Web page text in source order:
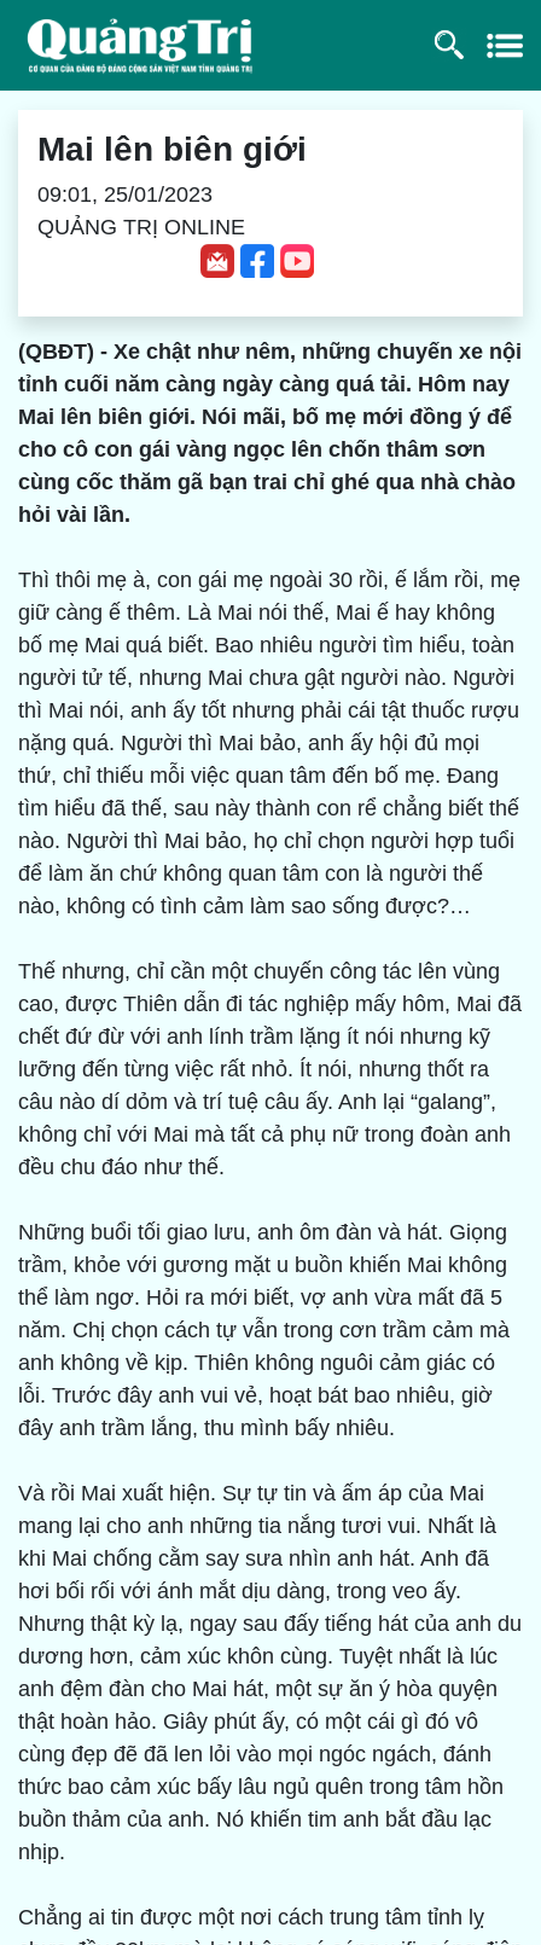
Mai lên biên giới
09:01, 25/01/2023
QUẢNG TRỊ ONLINE
(QBĐT) - Xe chật như nêm, những chuyến xe nội
tỉnh cuối năm càng ngày càng quá tải. Hôm nay
Mai lên biên giới. Nói mãi, bố mẹ mới đồng ý để
cho cô con gái vàng ngọc lên chốn thâm sơn
cùng cốc thăm gã bạn trai chỉ ghé qua nhà chào
hỏi vài lần.
Thì thôi mẹ à, con gái mẹ ngoài 30 rồi, ế lắm rồi, mẹ
giữ càng ế thêm. Là Mai nói thế, Mai ế hay không
bố mẹ Mai quá biết. Bao nhiêu người tìm hiểu, toàn
người tử tế, nhưng Mai chưa gật người nào. Người
thì Mai nói, anh ấy tốt nhưng phải cái tật thuốc rượu
nặng quá. Người thì Mai bảo, anh ấy hội đủ mọi
thứ, chỉ thiếu mỗi việc quan tâm đến bố mẹ. Đang
tìm hiểu đã thế, sau này thành con rể chẳng biết thế
nào. Người thì Mai bảo, họ chỉ chọn người hợp tuổi
để làm ăn chứ không quan tâm con là người thế
nào, không có tình cảm làm sao sống được?…
Thế nhưng, chỉ cần một chuyến công tác lên vùng
cao, được Thiên dẫn đi tác nghiệp mấy hôm, Mai đã
chết đứ đừ với anh lính trầm lặng ít nói nhưng kỹ
lưỡng đến từng việc rất nhỏ. Ít nói, nhưng thốt ra
câu nào dí dỏm và trí tuệ câu ấy. Anh lại “galang”,
không chỉ với Mai mà tất cả phụ nữ trong đoàn anh
đều chu đáo như thế.
Những buổi tối giao lưu, anh ôm đàn và hát. Giọng
trầm, khỏe với gương mặt u buồn khiến Mai không
thể làm ngơ. Hỏi ra mới biết, vợ anh vừa mất đã 5
năm. Chị chọn cách tự vẫn trong cơn trầm cảm mà
anh không về kịp. Thiên không nguôi cảm giác có
lỗi. Trước đây anh vui vẻ, hoạt bát bao nhiêu, giờ
đây anh trầm lắng, thu mình bấy nhiêu.
Và rồi Mai xuất hiện. Sự tự tin và ấm áp của Mai
mang lại cho anh những tia nắng tươi vui. Nhất là
khi Mai chống cằm say sưa nhìn anh hát. Anh đã
hơi bối rối với ánh mắt dịu dàng, trong veo ấy.
Nhưng thật kỳ lạ, ngay sau đấy tiếng hát của anh du
dương hơn, cảm xúc khôn cùng. Tuyệt nhất là lúc
anh đệm đàn cho Mai hát, một sự ăn ý hòa quyện
thật hoàn hảo. Giây phút ấy, có một cái gì đó vô
cùng đẹp đẽ đã len lỏi vào mọi ngóc ngách, đánh
thức bao cảm xúc bấy lâu ngủ quên trong tâm hồn
buồn thảm của anh. Nó khiến tim anh bắt đầu lạc
nhịp.
Chẳng ai tin được một nơi cách trung tâm tỉnh lỵ